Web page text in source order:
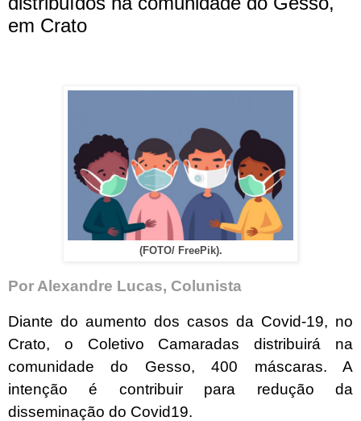
em Crato
(FOTO/ FreePik).
Por Alexandre Lucas, Colunista
Diante do aumento dos casos da Covid-19, no
Crato, o Coletivo Camaradas distribuirá na
comunidade do Gesso, 400 máscaras. A
intenção é contribuir para redução da
disseminação do Covid19.